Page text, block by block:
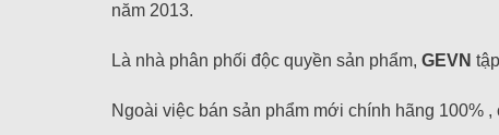
năm 2013.
Là nhà phân phối độc quyền sản phẩm, GEVN
Ngoài việc bán sản phẩm mới chính hãng 100%